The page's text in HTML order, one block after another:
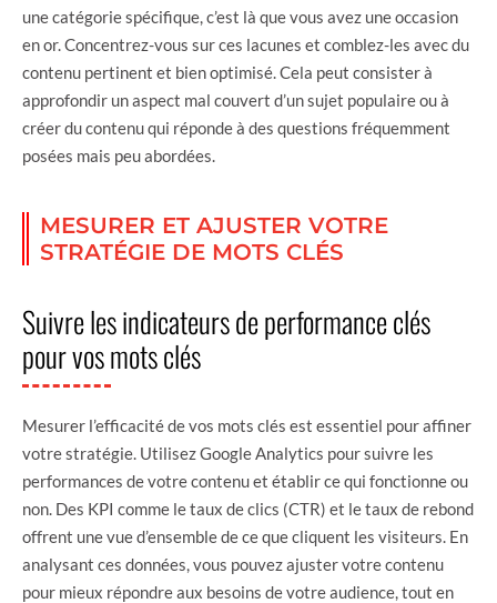
une catégorie spécifique, c’est là que vous avez une occasion
en or. Concentrez-vous sur ces lacunes et comblez-les avec du
contenu pertinent et bien optimisé. Cela peut consister à
approfondir un aspect mal couvert d’un sujet populaire ou à
créer du contenu qui réponde à des questions fréquemment
posées mais peu abordées.
MESURER ET AJUSTER VOTRE
STRATÉGIE DE MOTS CLÉS
Suivre les indicateurs de performance clés
pour vos mots clés
Mesurer l’efficacité de vos mots clés est essentiel pour affiner
votre stratégie. Utilisez Google Analytics pour suivre les
performances de votre contenu et établir ce qui fonctionne ou
non. Des KPI comme le taux de clics (CTR) et le taux de rebond
offrent une vue d’ensemble de ce que cliquent les visiteurs. En
analysant ces données, vous pouvez ajuster votre contenu
pour mieux répondre aux besoins de votre audience, tout en